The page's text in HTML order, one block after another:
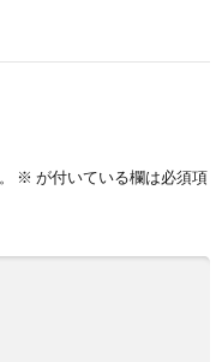
※ が付いている欄は必須項